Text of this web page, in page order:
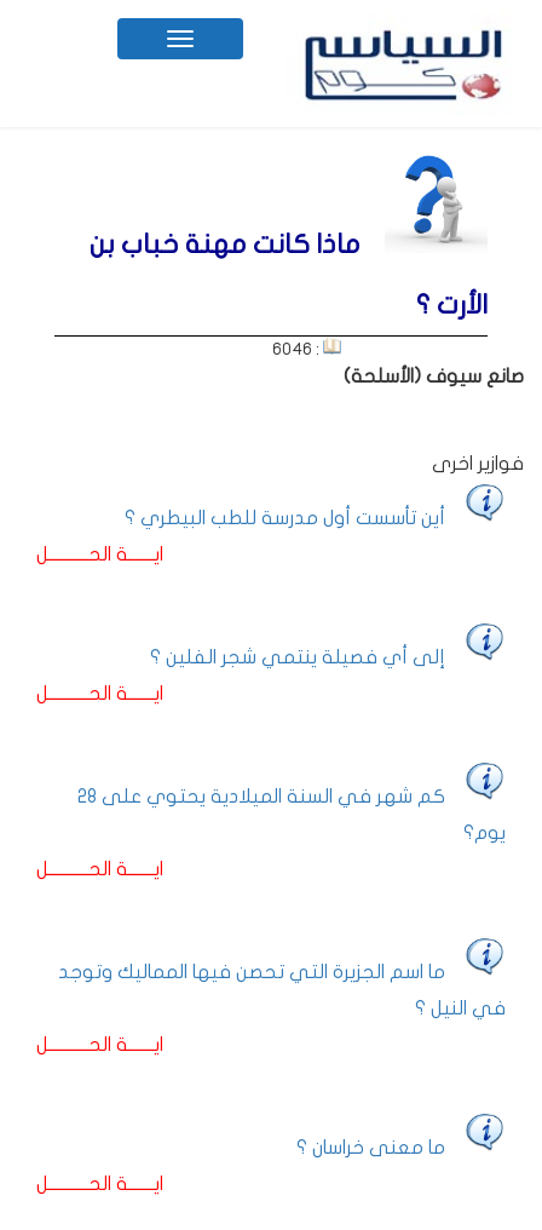
Toggle
navigation
ماذا كانت مهنة خباب بن
الأرت ؟
: 6046
صانع سيوف (الأسلحة)
فوازير اخرى
أين تأسست أول مدرسة للطب البيطري ؟
ايـــــــة الحـــــــــــل
إلى أي فصيلة ينتمي شجر الفلين ؟
ايـــــــة الحـــــــــــل
كم شهر في السنة الميلادية يحتوي على 28
يوم؟
ايـــــــة الحـــــــــــل
ما اسم الجزيرة التي تحصن فيها المماليك وتوجد
في النيل ؟
ايـــــــة الحـــــــــــل
ما معنى خراسان ؟
ايـــــــة الحـــــــــــل